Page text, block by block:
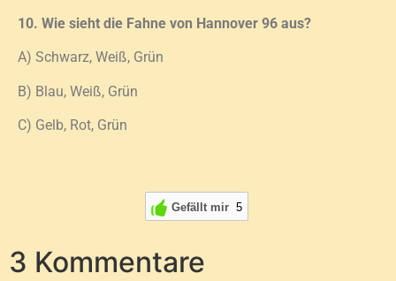
10. Wie sieht die Fahne von Hannover 96 aus?
A) Schwarz, Weiß, Grün
B) Blau, Weiß, Grün
C) Gelb, Rot, Grün
Gefällt mir 5
3 Kommentare